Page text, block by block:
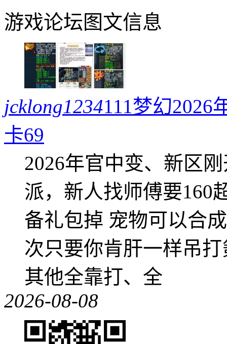
游戏论坛图文信息
jcklong1234111梦幻2026
卡69
2026年官中变、新区
派，新人找师傅要160
备礼包掉 宠物可以合
次只要你肯肝一样吊
其他全靠打、全
2026-08-08